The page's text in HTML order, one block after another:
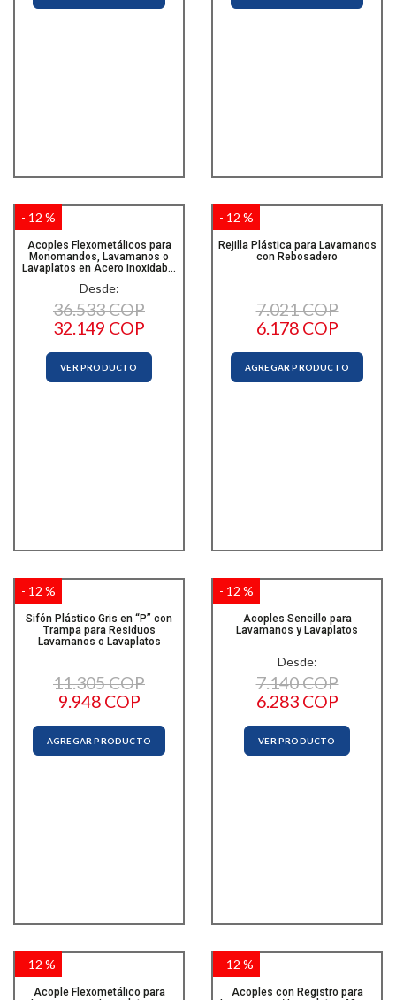
Acoples Flexometálicos para
Monomandos, Lavamanos o
Lavaplatos en Acero Inoxidab...
- 12 %
Desde:
36.533 COP
32.149 COP
VER PRODUCTO
Rejilla Plástica para Lavamanos
con Rebosadero
- 12 %
7.021 COP
6.178 COP
AGREGAR PRODUCTO
Sifón Plástico Gris en “P” con
Trampa para Residuos
Lavamanos o Lavaplatos
- 12 %
11.305 COP
9.948 COP
AGREGAR PRODUCTO
Acoples Sencillo para
Lavamanos y Lavaplatos
- 12 %
Desde:
7.140 COP
6.283 COP
VER PRODUCTO
Acople Flexometálico para
- 12 %
Acoples con Registro para
- 12 %